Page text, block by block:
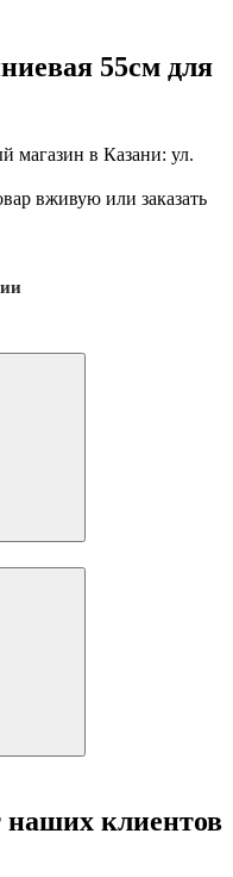
55см для
магазин в Казани: ул.
вживую или заказать
наших клиентов